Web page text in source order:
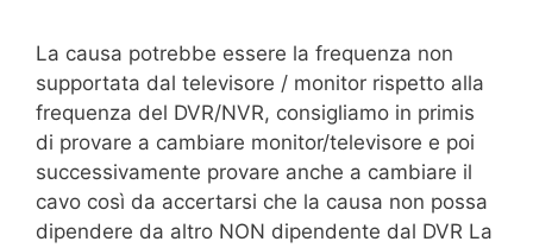
La causa potrebbe essere la frequenza non
supportata dal televisore / monitor rispetto alla
frequenza del DVR/NVR, consigliamo in primis
di provare a cambiare monitor/televisore e poi
successivamente provare anche a cambiare il
cavo così da accertarsi che la causa non possa
dipendere da altro NON dipendente dal DVR La